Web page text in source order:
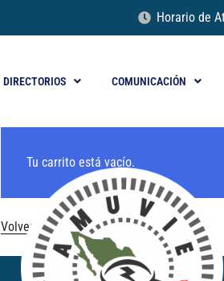
Horario de
DIRECTORIOS COMUNICACIÓN
Tu carrito está vacío.
Volver a la tienda